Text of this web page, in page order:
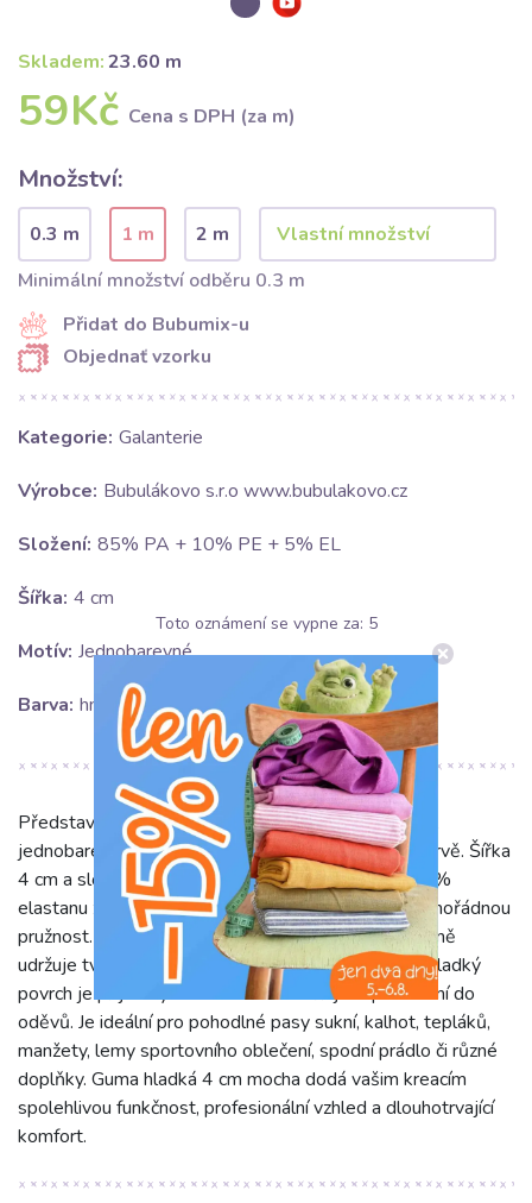
Skladem:23.60 m
59Kč Cena s DPH (za m)
Množství:
0.3 m 1 m
2 m
Minimální množství odběru 0.3 m
Přidat do Bubumix-u
Objednať vzorku
Kategorie: Galanterie
Výrobce: Bubulákovo s.r.o www.bubulakovo.cz
Složení: 85% PA + 10% PE + 5% EL
Šířka: 4 cm
Motív: Jednobarevné
Barva: hnědá
Představujeme Guma hladká 4 cm mocha – kvalitní,
jednobarevnou pružnou gumu v elegantní hnědé barvě. Šířka
4 cm a složení 85% polyamidu, 10% polyesteru, 5%
elastanu zaručuje vynikající pevnost, odolnost a mimořádnou
pružnost. Díky vysokému podílu elastanu si perfektně
udržuje tvar i po opakovaném natažení a praní. Její hladký
povrch je příjemný na dotek a usnadňuje zapracování do
oděvů. Je ideální pro pohodlné pasy sukní, kalhot, tepláků,
manžety, lemy sportovního oblečení, spodní prádlo či různé
doplňky. Guma hladká 4 cm mocha dodá vašim kreacím
spolehlivou funkčnost, profesionální vzhled a dlouhotrvající
komfort.
Toto oznámení se vypne za: 5